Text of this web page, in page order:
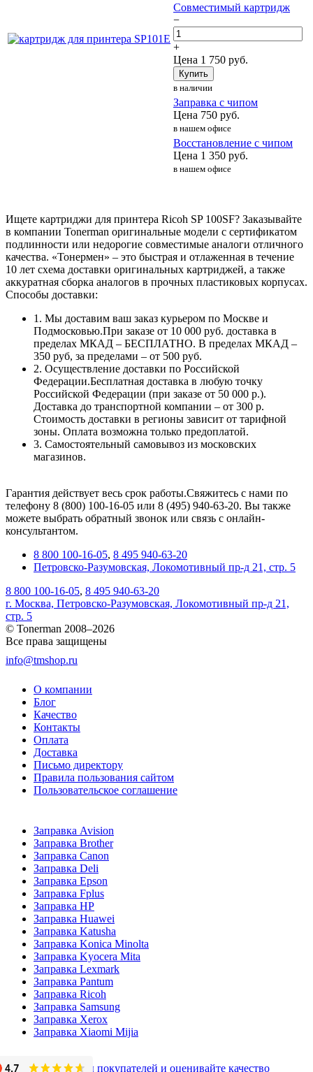
Совместимый картридж
−
+
Цена 1 750 руб.
Купить
в наличии
Заправка с чипом
Цена 750 руб.
в нашем офисе
Восстановление с чипом
Цена 1 350 руб.
в нашем офисе
Ищете картриджи для принтера Ricoh SP 100SF? Заказывайте
в компании Tonerman оригинальные модели с сертификатом
подлинности или недорогие совместимые аналоги отличного
качества. «Тонермен» – это быстрая и отлаженная в течение
10 лет схема доставки оригинальных картриджей, а также
аккуратная сборка аналогов в прочных пластиковых корпусах.
Способы доставки:
1. Мы доставим ваш заказ курьером по Москве и
Подмосковью.При заказе от 10 000 руб. доставка в
пределах МКАД – БЕСПЛАТНО. В пределах МКАД –
350 руб, за пределами – от 500 руб.
2. Осуществление доставки по Российской
Федерации.Бесплатная доставка в любую точку
Российской Федерации (при заказе от 50 000 р.).
Доставка до транспортной компании – от 300 р.
Стоимость доставки в регионы зависит от тарифной
зоны. Оплата возможна только предоплатой.
3. Самостоятельный самовывоз из московских
магазинов.
Гарантия действует весь срок работы.Свяжитесь с нами по
телефону 8 (800) 100-16-05 или 8 (495) 940-63-20. Вы также
можете выбрать обратный звонок или связь с онлайн-
консультантом.
8 800 100-16-05, 8 495 940-63-20
Петровско-Разумовская, Локомотивный пр-д 21, стр. 5
8 800 100-16-05, 8 495 940-63-20
г. Москва, Петровско-Разумовская, Локомотивный пр-д 21,
стр. 5
© Tonerman 2008–2026
Все права защищены
info@tmshop.ru
О компании
Блог
Качество
Контакты
Оплата
Доставка
Письмо директору
Правила пользования сайтом
Пользовательское соглашение
Заправка Avision
Заправка Brother
Заправка Canon
Заправка Deli
Заправка Epson
Заправка Fplus
Заправка HP
Заправка Huawei
Заправка Katusha
Заправка Konica Minolta
Заправка Kyocera Mita
Заправка Lexmark
Заправка Pantum
Заправка Ricoh
Заправка Samsung
Заправка Xerox
Заправка Xiaomi Mijia